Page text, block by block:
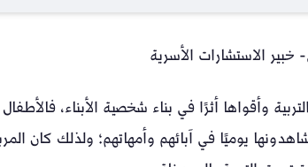
خبير الاستشارات الأسرية
وأقواها أثرًا في بناء شخصية الأبناء،
يوميًا في آبائهم وأمهاتهم؛ ولذلك كان